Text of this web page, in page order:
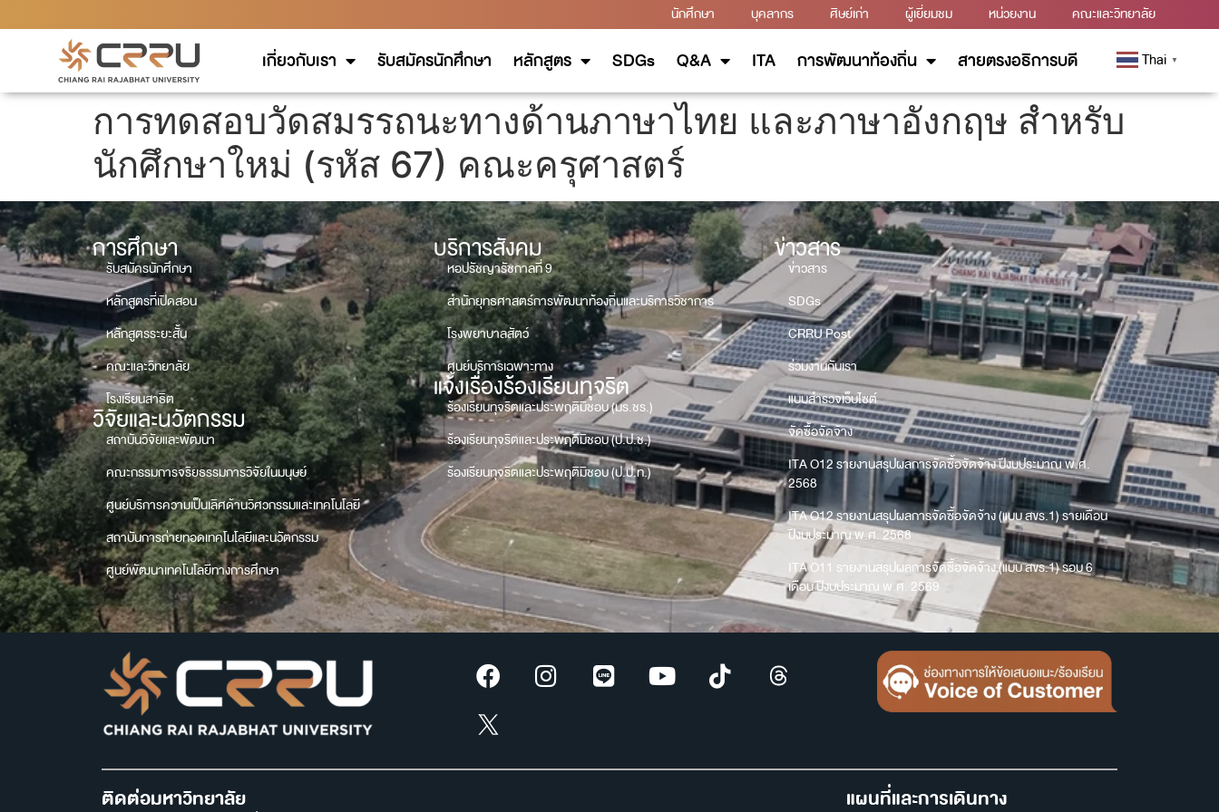
นักศึกษา บุคลากร ศิษย์เก่า ผู้เยี่ยมชม หน่วยงาน คณะและวิทยาลัย
เกี่ยวกับเรา รับสมัครนักศึกษา หลักสูตร SDGs Q&A ITA การพัฒนาท้องถิ่น สายตรงอธิการบดี Thai ▼
การทดสอบวัดสมรรถนะทางด้านภาษาไทย และภาษาอังกฤษ สำหรับ
นักศึกษาใหม่ (รหัส 67) คณะครุศาสตร์
การศึกษา
รับสมัครนักศึกษา
หลักสูตรที่เปิดสอน
หลักสูตรระยะสั้น
คณะและวิทยาลัย
โรงเรียนสาธิต
วิจัยและนวัตกรรม
สถาบันวิจัยและพัฒนา
คณะกรรมการจริยธรรมการวิจัยในมนุษย์
ศูนย์บริการความเป็นเลิศด้านวิศวกรรมและเทคโนโลยี
สถาบันการถ่ายทอดเทคโนโลยีและนวัตกรรม
ศูนย์พัฒนาเทคโนโลยีทางการศึกษา
บริการสังคม
หอปรัชญารัชกาลที่ 9
สำนักยุทธศาสตร์การพัฒนาท้องถิ่นและบริการวิชาการ
โรงพยาบาลสัตว์
ศูนย์บริการเฉพาะทาง
แจ้งเรื่องร้องเรียนทุจริต
ร้องเรียนทุจริตและประพฤติมิชอบ (มร.ชร.)
ร้องเรียนทุจริตและประพฤติมิชอบ (ป.ป.ช.)
ร้องเรียนทุจริตและประพฤติมิชอบ (ป.ป.ท.)
ข่าวสาร
ข่าวสาร
SDGs
CRRU Post
ร่วมงานกับเรา
แบบสำรวจเว็บไซต์
จัดซื้อจัดจ้าง
ITA O12 รายงานสรุปผลการจัดซื้อจัดจ้าง ปีงบประมาณ พ.ศ.
2568
ITA O12 รายงานสรุปผลการจัดซื้อจัดจ้าง (แบบ สขร.1) รายเดือน
ปีงบประมาณ พ.ศ. 2568
ITA O11 รายงานสรุปผลการจัดซื้อจัดจ้าง (แบบ สขร.1) รอบ 6
เดือน ปีงบประมาณ พ.ศ. 2569
ติดต่อมหาวิทยาลัย แผนที่และการเดินทาง